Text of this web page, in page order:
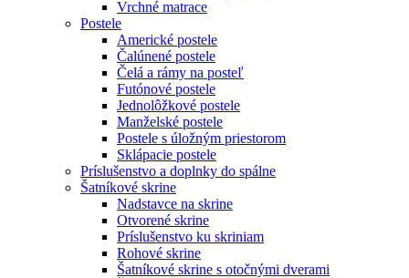
Vrchné matrace
Postele
Americké postele
Čalúnené postele
Čelá a rámy na posteľ
Futónové postele
Jednolôžkové postele
Manželské postele
Postele s úložným priestorom
Sklápacie postele
Príslušenstvo a doplnky do spálne
Šatníkové skrine
Nadstavce na skrine
Otvorené skrine
Príslušenstvo ku skriniam
Rohové skrine
Šatníkové skrine s otočnými dverami